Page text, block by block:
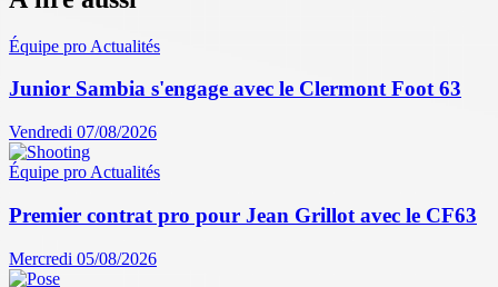
Équipe pro Actualités
Junior Sambia s'engage avec le Clermont Foot 63
Vendredi 07/08/2026
Équipe pro Actualités
Premier contrat pro pour Jean Grillot avec le CF63
Mercredi 05/08/2026